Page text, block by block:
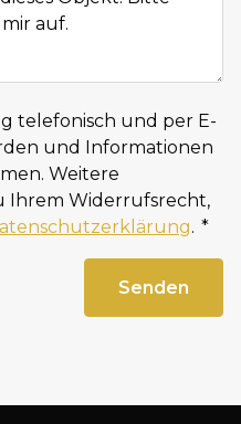
telefonisch und per E-
und Informationen
Weitere
Ihrem Widerrufsrecht,
.
Senden